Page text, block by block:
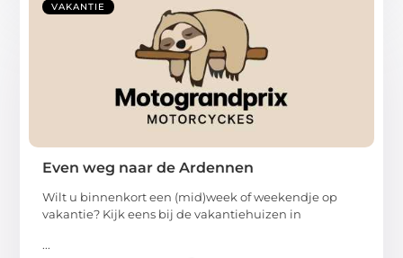
VAKANTIE
Even weg naar de Ardennen
Wilt u binnenkort een (mid)week of weekendje op
vakantie? Kijk eens bij de vakantiehuizen in
...